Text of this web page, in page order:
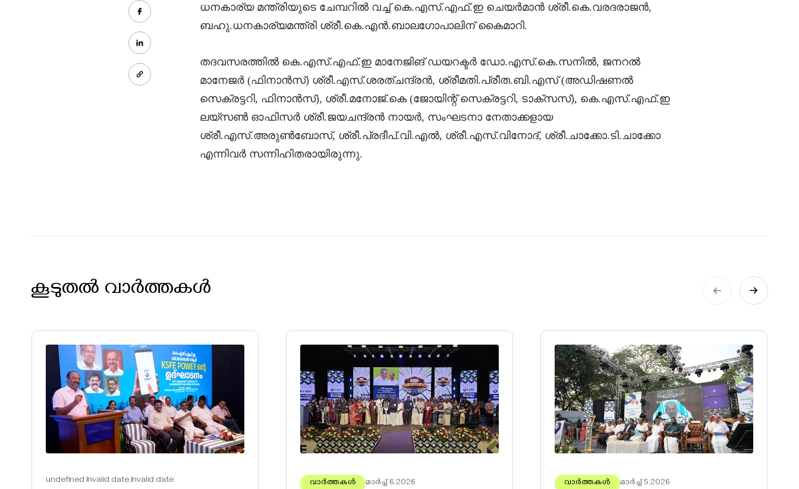
ധനകാര്യ മന്ത്രിയുടെ ചേമ്പറിൽ വച്ച് കെ.എസ്.എഫ്.ഇ ചെയർമാൻ ശ്രീ.കെ.വരദരാജൻ,
ബഹു.ധനകാര്യമന്ത്രി ശ്രീ.കെ.എൻ.ബാലഗോപാലിന്‌ കൈമാറി.
തദവസരത്തിൽ കെ.എസ്.എഫ്.ഇ മാനേജിങ് ഡയറക്ടർ ഡോ.എസ്.കെ.സനിൽ, ജനറൽ
മാനേജർ (ഫിനാൻസ്) ശ്രീ.എസ്.ശരത്ചന്ദ്രൻ, ശ്രീമതി.പ്രീത.ബി.എസ് (അഡിഷണൽ
സെക്രട്ടറി, ഫിനാൻസ്), ശ്രീ.മനോജ്.കെ (ജോയിന്റ് സെക്രട്ടറി, ടാക്സസ്), കെ.എസ്.എഫ്.ഇ
ലയ്സൺ ഓഫിസർ ശ്രീ.ജയചന്ദ്രൻ നായർ, സംഘടനാ നേതാക്കളായ
ശ്രീ.എസ്.അരുൺബോസ്, ശ്രീ.പ്രദീപ്.വി.എൽ, ശ്രീ.എസ്.വിനോദ്, ശ്രീ.ചാക്കോ.ടി.ചാക്കോ
എന്നിവർ സന്നിഹിതരായിരുന്നു.
കൂടുതൽ വാർത്തകൾ
undefined Invalid date,Invalid date വാർത്തകൾ മാർച്ച് 6,2026 വാർത്തകൾ മാർച്ച് 5,2026